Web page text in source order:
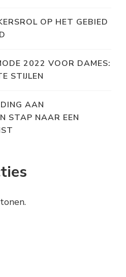
OP HET GEBIED
2022 VOOR DAMES:
STIJLEN
AAN
STAP NAAR EEN